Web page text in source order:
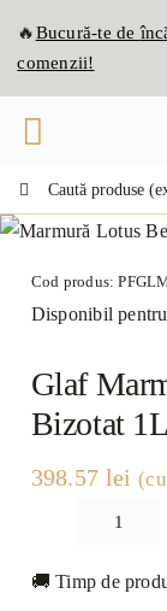
🔥Bucură-te deînc
comenzii!
Cod produs:
Disponibil
Glaf
Bizotat
398.57 lei
🚚 Timp de